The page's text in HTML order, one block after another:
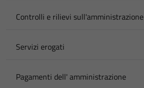
Controlli e rilievi sull'amministrazione
Servizi erogati
Pagamenti dell' amministrazione